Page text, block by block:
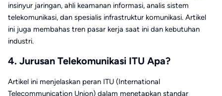
insinyur jaringan, ahli keamanan informasi, analis sistem
telekomunikasi, dan spesialis infrastruktur komunikasi. Artikel
ini juga membahas tren pasar kerja saat ini dan kebutuhan
industri.
4. Jurusan Telekomunikasi ITU Apa?
Artikel ini menjelaskan peran ITU (International
Telecommunication Union) dalam menetapkan standar